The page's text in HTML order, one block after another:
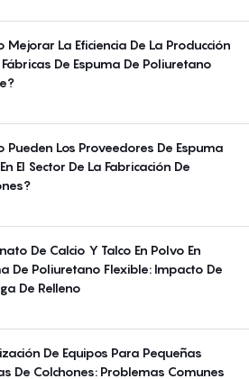
Mejorar La Eficiencia De La Producción
Fábricas De Espuma De Poliuretano
Pueden Los Proveedores De Espuma
El Sector De La Fabricación De
De Calcio Y Talco En Polvo En
De Poliuretano Flexible: Impacto De
De Relleno
De Equipos Para Pequeñas
De Colchones: Problemas Comunes